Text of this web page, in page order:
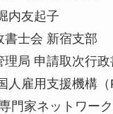
内友起子
書士会 新宿支部
理局 申請取次行政
人雇用支援機構
門家ネットワー